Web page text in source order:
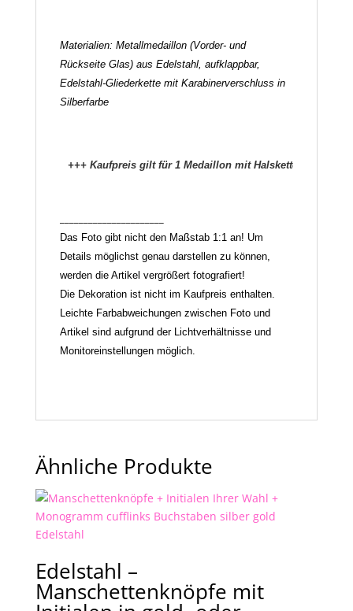
Materialien: Metallmedaillon (Vorder- und
Rückseite Glas) aus Edelstahl, aufklappbar,
Edelstahl-Gliederkette mit Karabinerverschluss in
Silberfarbe
+++ Kaufpreis gilt für 1 Medaillon mit Halskette in der
Das Foto gibt nicht den Maßstab 1:1 an! Um
Details möglichst genau darstellen zu können,
werden die Artikel vergrößert fotografiert!
Die Dekoration ist nicht im Kaufpreis enthalten.
Leichte Farbabweichungen zwischen Foto und
Artikel sind aufgrund der Lichtverhältnisse und
Monitoreinstellungen möglich.
Ähnliche Produkte
Edelstahl –
Manschettenknöpfe mit